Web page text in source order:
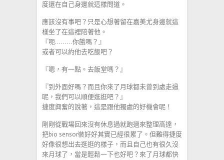
度還在自己身邊就這樣問道。
應該沒有事吧？只是心想著留在嘉美尤身邊就這
樣坐了在這裡陪著他。
『呃………你餓嗎？』
或者可以約他去吃飯吧？
『嗯，有一點。去飯堂嗎？』
『到外面好嗎？而且你來了月球都未曾到處走過
呢，我們可以順便逛逛吧？』
捷度興奮的說著，這是跟他獨處的好機會呢！
剛剛從戰場回來沒有休息過就跑過來整理高達，
把bio sensor裝好好其實已經很累了。但難得捷度
好像很想出去逛逛的樣子，而且自己也有很久沒
來月球了，當是輕鬆一下也好吧？來了月球都快